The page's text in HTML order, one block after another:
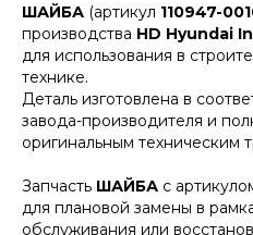
ШАЙБА (артикул 110947-
производства HD Hyundai
для использования в
технике.
Деталь изготовлена в
завода-производителя и
оригинальным техническим
Запчасть ШАЙБА с
для плановой замены в
обслуживания или